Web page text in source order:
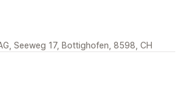
Seeweg 17, Bottighofen, 8598, CH